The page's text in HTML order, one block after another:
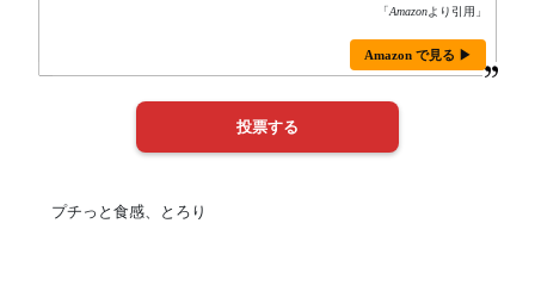
「Amazonより引用」
Amazon で見る ▶
プチっと食感、とろり